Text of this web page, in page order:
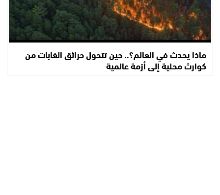
ماذا يحدث في العالم؟.. حين تتحول حرائق الغابات من
كوارث محلية إلى أزمة عالمية